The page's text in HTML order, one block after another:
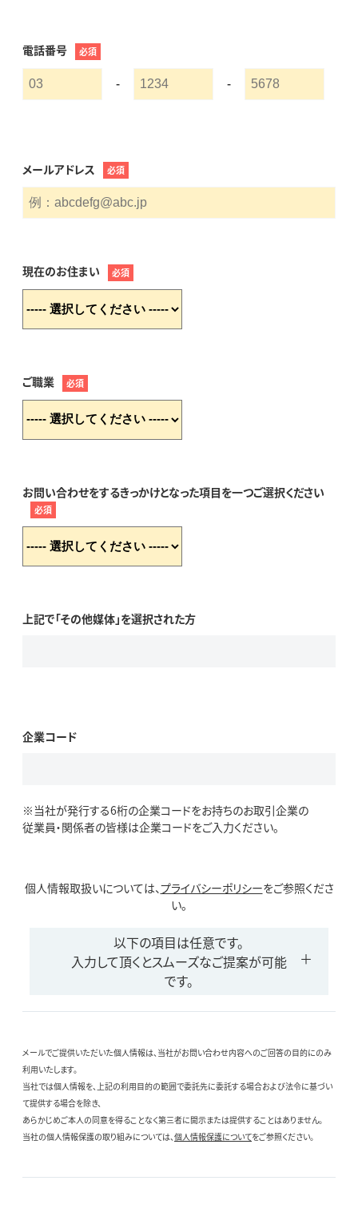
電話番号 必須
- -
メールアドレス 必須
現在のお住まい 必須
ご職業 必須
お問い合わせをするきっかけとなった項目を一つご選択ください
必須
上記で「その他媒体」を選択された方
企業コード
※当社が発行する6桁の企業コードをお持ちのお取引企業の
従業員・関係者の皆様は企業コードをご入力ください。
個人情報取扱いについては、プライバシーポリシーをご参照くださ
い。
以下の項目は任意です。
入力して頂くとスムーズなご提案が可能
です。
メールでご提供いただいた個人情報は、当社がお問い合わせ内容へのご回答の目的にのみ
利用いたします。
当社では個人情報を、上記の利用目的の範囲で委託先に委託する場合および法令に基づい
て提供する場合を除き、
あらかじめご本人の同意を得ることなく第三者に開示または提供することはありません。
当社の個人情報保護の取り組みについては、個人情報保護についてをご参照ください。